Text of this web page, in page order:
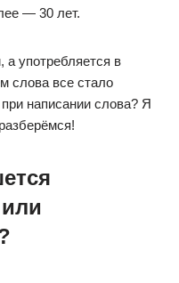
— 30 лет.
а употребляется в
слова все стало
написании слова? Я